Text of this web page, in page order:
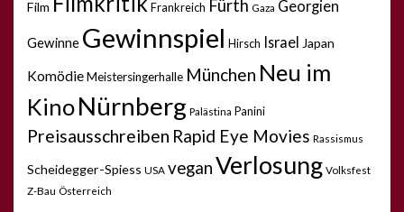
Film Frankreich Fürth Gaza Georgien
Gewinne Gewinnspiel Hirsch Israel Japan
KomödieMeistersingerhalle München Neu im
KinoNürnberg Palästina Panini
Preisausschreiben Rapid Eye Movies Rassismus
Scheidegger-Spiess USA veganVerlosung Volksfest
Z-Bau Österreich